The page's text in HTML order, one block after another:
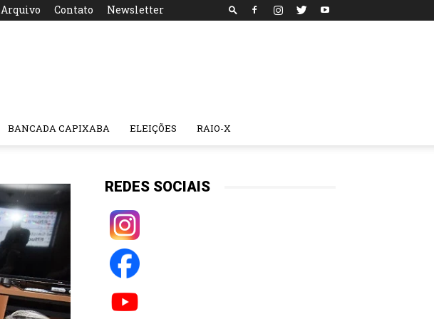
Arquivo Contato Newsletter
BANCADA CAPIXABA ELEIÇÕES RAIO-X
REDES SOCIAIS